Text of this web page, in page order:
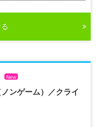
New
ンゲーム）／クライ